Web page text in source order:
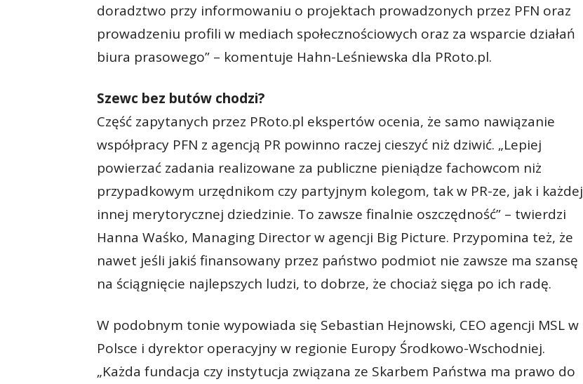
doradztwo przy informowaniu o projektach prowadzonych przez PFN oraz
prowadzeniu profili w mediach społecznościowych oraz za wsparcie działań
biura prasowego” – komentuje Hahn-Leśniewska dla PRoto.pl.
Szewc bez butów chodzi?
Część zapytanych przez PRoto.pl ekspertów ocenia, że samo nawiązanie
współpracy PFN z agencją PR powinno raczej cieszyć niż dziwić. „Lepiej
powierzać zadania realizowane za publiczne pieniądze fachowcom niż
przypadkowym urzędnikom czy partyjnym kolegom, tak w PR-ze, jak i każdej
innej merytorycznej dziedzinie. To zawsze finalnie oszczędność” – twierdzi
Hanna Waśko, Managing Director w agencji Big Picture. Przypomina też, że
nawet jeśli jakiś finansowany przez państwo podmiot nie zawsze ma szansę
na ściągnięcie najlepszych ludzi, to dobrze, że chociaż sięga po ich radę.
W podobnym tonie wypowiada się Sebastian Hejnowski, CEO agencji MSL w
Polsce i dyrektor operacyjny w regionie Europy Środkowo-Wschodniej.
„Każda fundacja czy instytucja związana ze Skarbem Państwa ma prawo do